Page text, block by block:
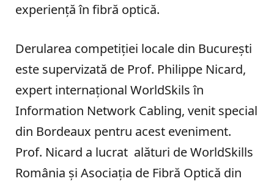
experiență în fibră optică.
Derularea competiției locale din București
este supervizată de Prof. Philippe Nicard,
expert internațional WorldSkils în
Information Network Cabling, venit special
din Bordeaux pentru acest eveniment.
Prof. Nicard a lucrat alături de WorldSkills
România și Asociația de Fibră Optică din